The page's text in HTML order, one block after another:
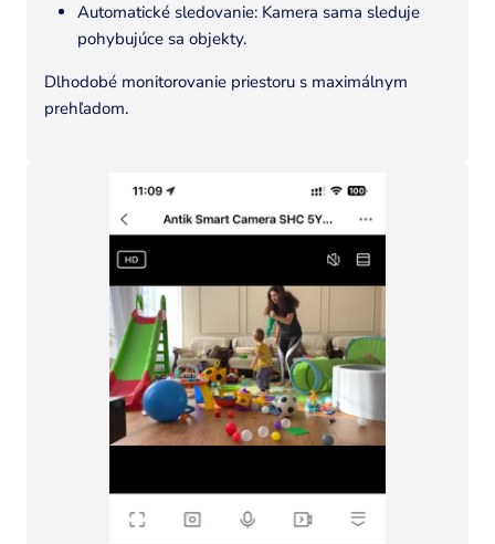
Automatické sledovanie: Kamera sama sleduje
pohybujúce sa objekty.
Dlhodobé monitorovanie priestoru s maximálnym
prehľadom.